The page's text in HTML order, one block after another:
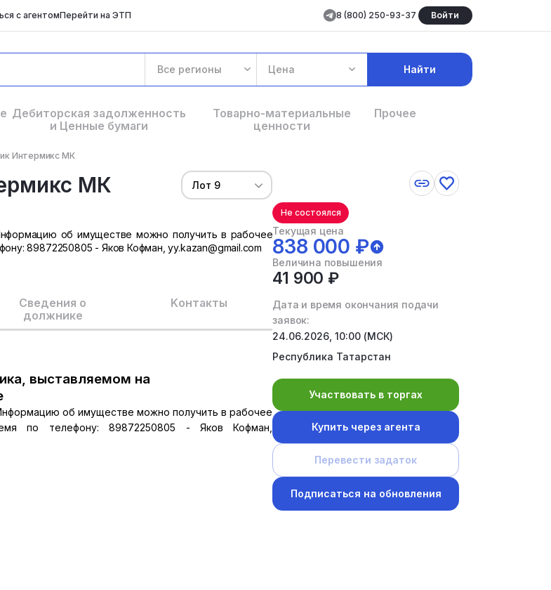
с агентомПерейти на ЭТП 8 (800) 250-93-37 Войти
Все регионы Цена Найти
Дебиторская задолженность
и Ценные бумаги
Товарно-материальные
ценности
Прочее
Интермикс МК
МК Лот 9
об имуществе можно получить в рабочее
89872250805 - Яков Кофман, yy.kazan@gmail.com
Сведения о
должнике
Kонтакты
выставляемом на
об имуществе можно получить в рабочее
по телефону: 89872250805 - Яков Кофман,
Не состоялся
Текущая цена
838 000 ₽
Величина повышения
41 900 ₽
Дата и время окончания подачи
заявок:
24.06.2026, 10:00 (МСК)
Республика Татарстан
Участвовать в торгах
Купить через агента
Перевести задаток
Подписаться на обновления